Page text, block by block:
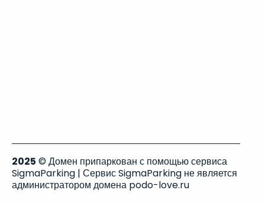
2025 © Домен припаркован с помощью сервиса
SigmaParking | Сервис SigmaParking не является
администратором домена podo-love.ru